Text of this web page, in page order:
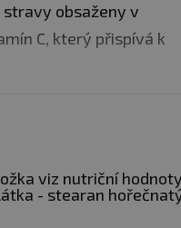
stravy obsaženy v
C, který přispívá k
viz nutriční
- stearan